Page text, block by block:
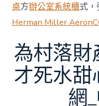
桌方辦公室系統櫃式
Herman Miller Aeron
為村落財
才死水甜
網